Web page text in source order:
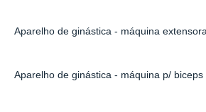
Aparelho de ginástica - máquina extensora
Aparelho de ginástica - máquina p/ biceps